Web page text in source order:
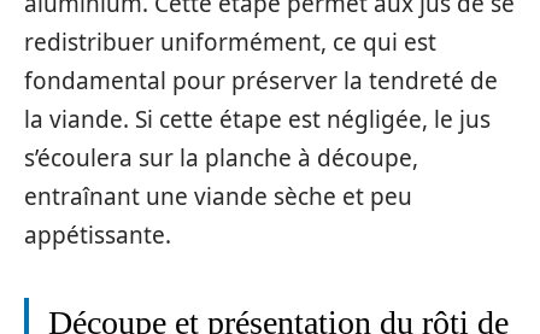
redistribuer uniformément, ce qui est
fondamental pour préserver la tendreté de
la viande. Si cette étape est négligée, le jus
s’écoulera sur la planche à découpe,
entraînant une viande sèche et peu
appétissante.
Découpe et présentation du rôti de